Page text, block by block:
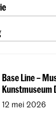
Onderzoek
Dutch National
(PM)
Base Line –
Kunstmuseum
12 mei 2026